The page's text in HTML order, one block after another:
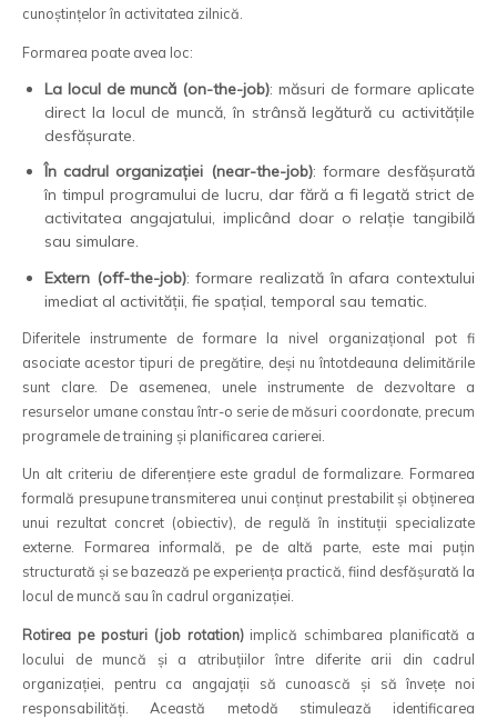
cunoștințelor în activitatea zilnică.
Formarea poate avea loc:
La locul de muncă (on-the-job): măsuri de formare aplicate
direct la locul de muncă, în strânsă legătură cu activitățile
desfășurate.
În cadrul organizației (near-the-job): formare desfășurată
în timpul programului de lucru, dar fără a fi legată strict de
activitatea angajatului, implicând doar o relație tangibilă
sau simulare.
Extern (off-the-job): formare realizată în afara contextului
imediat al activității, fie spațial, temporal sau tematic.
Diferitele instrumente de formare la nivel organizațional pot fi
asociate acestor tipuri de pregătire, deși nu întotdeauna delimitările
sunt clare. De asemenea, unele instrumente de dezvoltare a
resurselor umane constau într-o serie de măsuri coordonate, precum
programele de training și planificarea carierei.
Un alt criteriu de diferențiere este gradul de formalizare. Formarea
formală presupune transmiterea unui conținut prestabilit și obținerea
unui rezultat concret (obiectiv), de regulă în instituții specializate
externe. Formarea informală, pe de altă parte, este mai puțin
structurată și se bazează pe experiența practică, fiind desfășurată la
locul de muncă sau în cadrul organizației.
Rotirea pe posturi (job rotation)implică schimbarea planificată a
locului de muncă și a atribuțiilor între diferite arii din cadrul
organizației, pentru ca angajații să cunoască și să învețe noi
responsabilități. Această metodă stimulează identificarea